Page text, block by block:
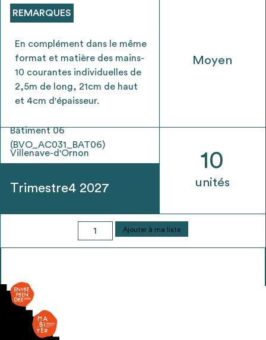
REMARQUES
En complément dans le même
format et matière des mains-
10 courantes individuelles de
2,5m de long, 21cm de haut
et 4cm d'épaisseur.
Bâtiment 06
(BVO_AC031_BAT06)
Villenave-d'Ornon
Trimestre4 2027
Moyen
10
unités
quantité
de
Ajouter à ma liste